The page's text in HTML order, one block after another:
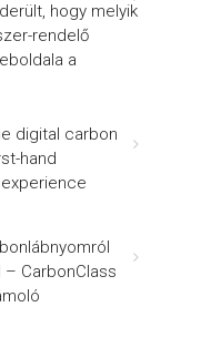
hogy melyik
rendelő
a
digital carbon
hand
CarbonClass